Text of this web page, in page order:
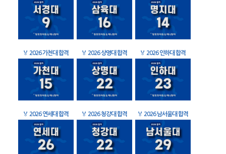
🏅 2026 가천대 합격 🏅 2026 상명대 합격 🏅 2026 인하대 합격
🏅 2026 연세대 합격 🏅 2026 청강대 합격 🏅 2026 남서울대 합격